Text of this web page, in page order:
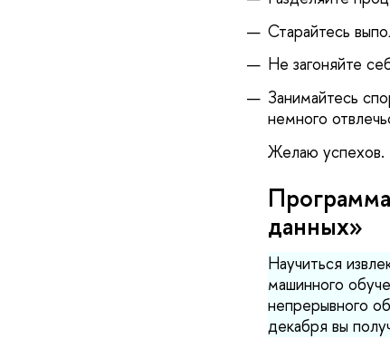
Старайтесь
Не загоняйте
Занимайтесь
немного
Желаю успехов.
данных»
Научиться
машинного
непрерывного
декабря вы